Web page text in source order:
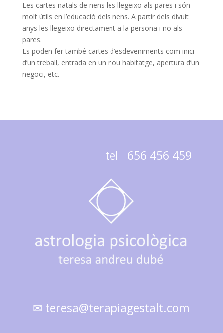
Les cartes natals de nens les llegeixo als pares i són
molt útils en l’educació dels nens. A partir dels divuit
anys les llegeixo directament a la persona i no als
pares.
Es poden fer també cartes d’esdeveniments com inici
d’un treball, entrada en un nou habitatge, apertura d’un
negoci, etc.
tel 656 456 459
✉ teresa@terapiagestalt.com